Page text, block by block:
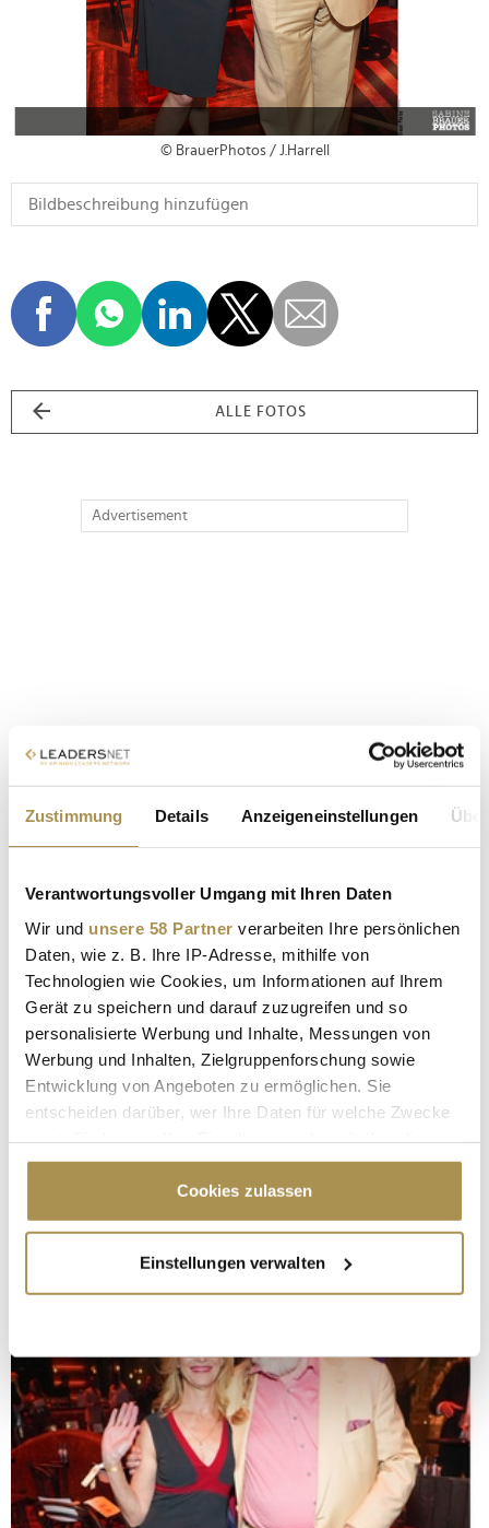
Zustimmung Details Anzeigeneinstellungen
Verantwortungsvoller Umgang mit Ihren Daten
Wir und unsere 58 Partner verarbeiten Ihre persönlichen
Daten, wie z. B. Ihre IP-Adresse, mithilfe von
Technologien wie Cookies, um Informationen auf Ihrem
Gerät zu speichern und darauf zuzugreifen und so
personalisierte Werbung und Inhalte, Messungen von
Werbung und Inhalten, Zielgruppenforschung sowie
Entwicklung von Angeboten zu ermöglichen. Sie
entscheiden darüber, wer Ihre Daten für welche Zwecke
Cookie-Erklärung oder durch Klicken auf das Privacy
Trigger Symbol ändern oder widerrufen
Informationen über Ihre geografische Lage
erfassen, welche bis auf einige Meter genau sein
bestimmten Merkmalen (Fingerprinting) identifizieren
Erfahren Sie mehr darüber, wie Ihre persönlichen Daten
verarbeitet werden, und legen Sie Ihre Präferenzen im
Abschnitt Einzelheitenfest.
Wir verwenden Cookies, um Inhalte und Anzeigen zu
Cookies zulassen
Einstellungen verwalten
© BrauerPhotos / J.Harrell
ALLE FOTOS
Advertisement